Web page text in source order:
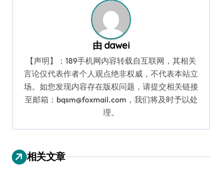
由 dawei
【声明】：189手机网内容转载自互联网，其相关
言论仅代表作者个人观点绝非权威，不代表本站立
场。如您发现内容存在版权问题，请提交相关链接
至邮箱：bqsm@foxmail.com，我们将及时予以处
理。
相关文章